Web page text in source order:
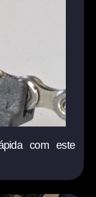
com este